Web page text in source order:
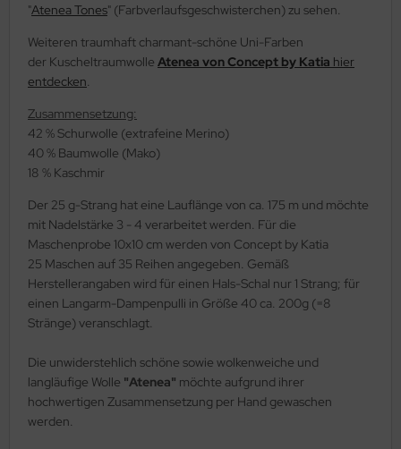
"Atenea Tones" (Farbverlaufsgeschwisterchen) zu sehen.
Weiteren traumhaft charmant-schöne Uni-Farben
der Kuscheltraumwolle Atenea von Concept by Katia hier
entdecken.
Zusammensetzung:
42 % Schurwolle (extrafeine Merino)
40 % Baumwolle (Mako)
18 % Kaschmir
Der 25 g-Strang hat eine Lauflänge von ca. 175 m und möchte
mit Nadelstärke 3 - 4 verarbeitet werden. Für die
Maschenprobe 10x10 cm werden von Concept by Katia
25 Maschen auf 35 Reihen angegeben. Gemäß
Herstellerangaben wird für einen Hals-Schal nur 1 Strang; für
einen Langarm-Dampenpulli in Größe 40 ca. 200g (=8
Stränge) veranschlagt.
Die unwiderstehlich schöne sowie wolkenweiche und
langläufige Wolle "Atenea" möchte aufgrund ihrer
hochwertigen Zusammensetzung per Hand gewaschen
werden.